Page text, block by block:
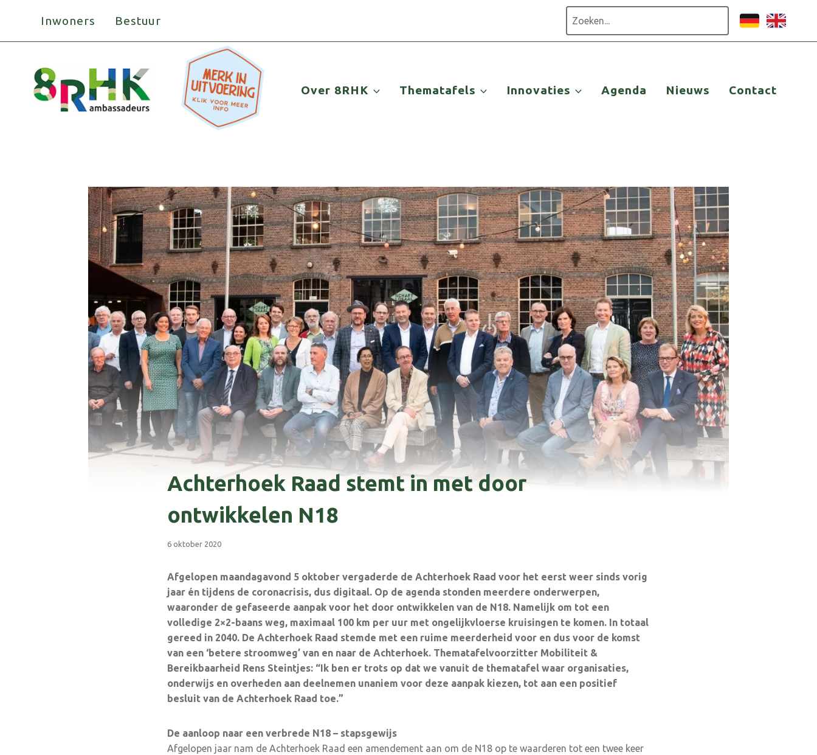
Inwoners Bestuur
Over 8RHK Thematafels Innovaties Agenda Nieuws Contact
Achterhoek Raad stemt in met door
ontwikkelen N18
6 oktober 2020
Afgelopen maandagavond 5 oktober vergaderde de Achterhoek Raad voor het eerst weer sinds vorig
jaar én tijdens de coronacrisis, dus digitaal. Op de agenda stonden meerdere onderwerpen,
waaronder de gefaseerde aanpak voor het door ontwikkelen van de N18. Namelijk om tot een
volledige 2×2-baans weg, maximaal 100 km per uur met ongelijkvloerse kruisingen te komen. In totaal
gereed in 2040. De Achterhoek Raad stemde met een ruime meerderheid voor en dus voor de komst
van een ‘betere stroomweg’ van en naar de Achterhoek. Thematafelvoorzitter Mobiliteit &
Bereikbaarheid Rens Steintjes: “Ik ben er trots op dat we vanuit de thematafel waar organisaties,
onderwijs en overheden aan deelnemen unaniem voor deze aanpak kiezen, tot aan een positief
besluit van de Achterhoek Raad toe.”
De aanloop naar een verbrede N18 – stapsgewijs
Afgelopen jaar nam de Achterhoek Raad een amendement aan om de N18 op te waarderen tot een twee keer